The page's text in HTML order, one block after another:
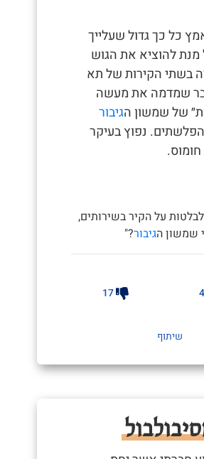
כל כך גדול שעלייך
מנת להוציא את הגוש
בשתי הקירות של תא
שמדמה את מעשה
של שמשון הגיבור
נפוץ בעיקר
על הקיר בשירותים,
שמשון הגיבור?"
17
שיתוף